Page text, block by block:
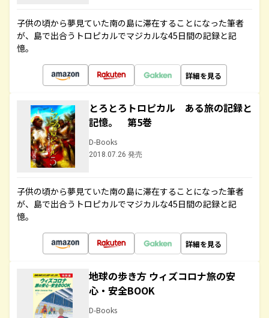
子供の頃から夢見ていた南の島に滞在することになった筆者
が、島で出合うトロピカルでマジカルな45日間の記録と記
憶。
詳細を見る
とろとろトロピカル ある旅の記録と
記憶。 第5巻
D-Books
2018.07.26 発売
子供の頃から夢見ていた南の島に滞在することになった筆者
が、島で出合うトロピカルでマジカルな45日間の記録と記
憶。
詳細を見る
地球の歩き方 ウィズコロナ旅の安
心・安全BOOK
D-Books